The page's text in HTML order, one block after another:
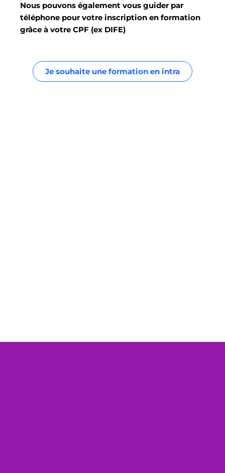
Nous pouvons également vous guider par
téléphone pour votre inscription en formation
grâce à votre CPF (ex DIFE)
Je souhaite une formation en intra